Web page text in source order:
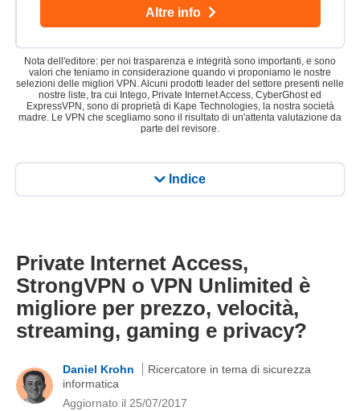
Indice
Altre info
Nota dell'editore: per noi trasparenza e integrità sono importanti, e sono
valori che teniamo in considerazione quando vi proponiamo le nostre
selezioni delle migliori VPN. Alcuni prodotti leader del settore presenti nelle
nostre liste, tra cui Intego, Private Internet Access, CyberGhost ed
ExpressVPN, sono di proprietà di Kape Technologies, la nostra società
madre. Le VPN che scegliamo sono il risultato di un'attenta valutazione da
parte del revisore.
Private Internet Access,
StrongVPN o VPN Unlimited è
migliore per prezzo, velocità,
streaming, gaming e privacy?
Daniel Krohn
Ricercatore in tema di sicurezza
informatica
Aggiornato il 25/07/2017